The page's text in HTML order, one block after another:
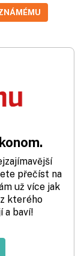
přečíst na
už více jak
kterého
a baví!